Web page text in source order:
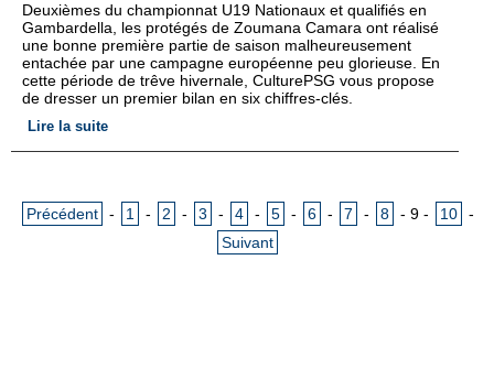
Deuxièmes du championnat U19 Nationaux et qualifiés en
Gambardella, les protégés de Zoumana Camara ont réalisé
une bonne première partie de saison malheureusement
entachée par une campagne européenne peu glorieuse. En
cette période de trêve hivernale, CulturePSG vous propose
de dresser un premier bilan en six chiffres-clés.
Lire la suite
Précédent - 1 - 2 - 3 - 4 - 5 - 6 - 7 - 8 - 9 - 10
-
Suivant